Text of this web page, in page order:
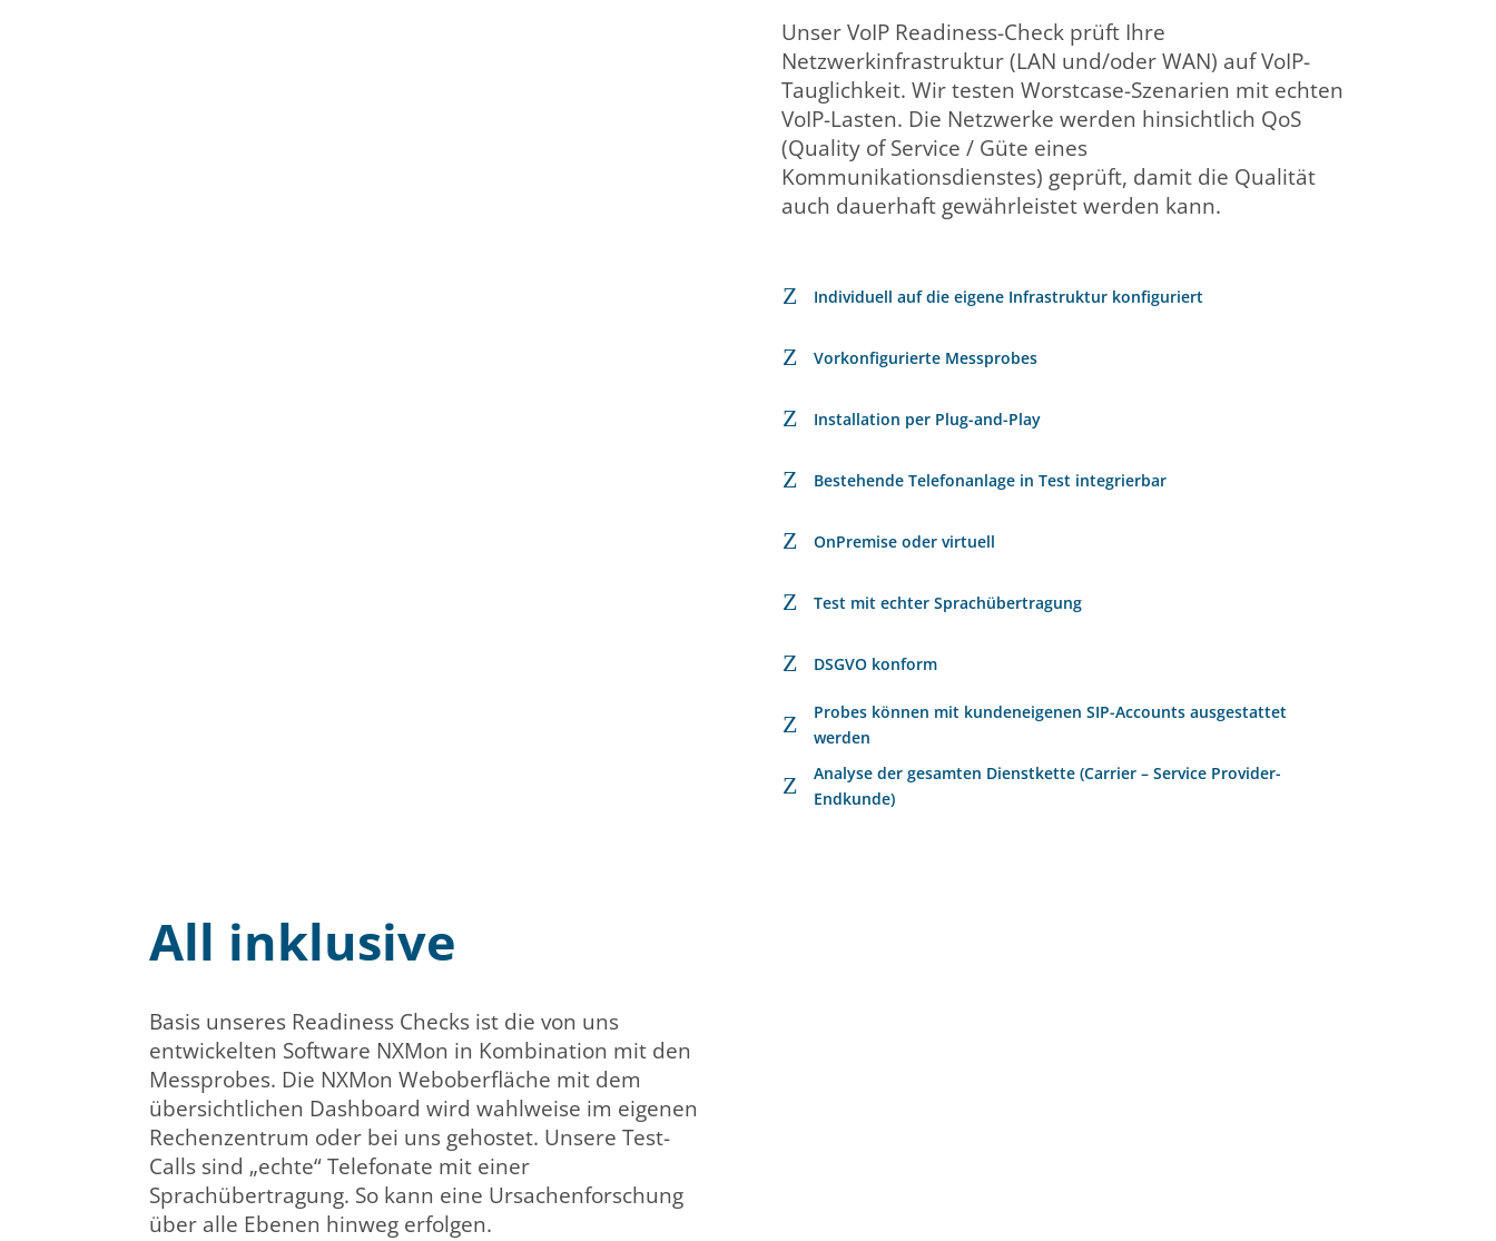
Unser VoIP Readiness-Check prüft Ihre
Netzwerkinfrastruktur (LAN und/oder WAN) auf VoIP-
Tauglichkeit. Wir testen Worstcase-Szenarien mit echten
VoIP-Lasten. Die Netzwerke werden hinsichtlich QoS
(Quality of Service / Güte eines
Kommunikationsdienstes) geprüft, damit die Qualität
auch dauerhaft gewährleistet werden kann.
Z Individuell auf die eigene Infrastruktur konfiguriert
Z Vorkonfigurierte Messprobes
Z Installation per Plug-and-Play
Z Bestehende Telefonanlage in Test integrierbar
Z OnPremise oder virtuell
Z Test mit echter Sprachübertragung
Z DSGVO konform
Z
Probes können mit kundeneigenen SIP-Accounts ausgestattet
werden
Z
Analyse der gesamten Dienstkette (Carrier – Service Provider-
Endkunde)
All inklusive
Basis unseres Readiness Checks ist die von uns
entwickelten Software NXMon in Kombination mit den
Messprobes. Die NXMon Weboberfläche mit dem
übersichtlichen Dashboard wird wahlweise im eigenen
Rechenzentrum oder bei uns gehostet. Unsere Test-
Calls sind „echte“ Telefonate mit einer
Sprachübertragung. So kann eine Ursachenforschung
über alle Ebenen hinweg erfolgen.